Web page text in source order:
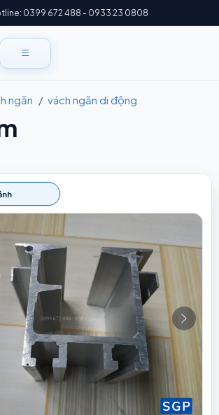
0399 672 488 - 0933 23 0808
ngăn vách ngăn di động